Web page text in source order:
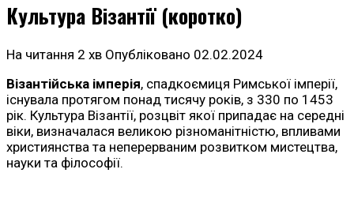
Культура Візантії (коротко)
На читання 2 хв Опубліковано 02.02.2024
Візантійська імперія, спадкоємиця Римської імперії,
існувала протягом понад тисячу років, з 330 по 1453
рік. Культура Візантії, розцвіт якої припадає на середні
віки, визначалася великою різноманітністю, впливами
християнства та неперерваним розвитком мистецтва,
науки та філософії.